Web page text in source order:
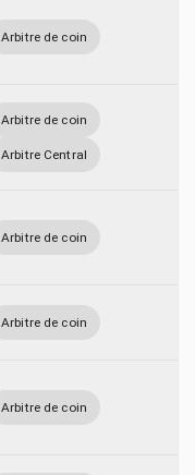
Arbitre de coin
Arbitre de coin
Arbitre Central
Arbitre de coin
Arbitre de coin
Arbitre de coin